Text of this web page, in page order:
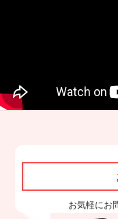
お気軽にお